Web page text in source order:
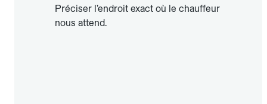
Préciser l’endroit exact où le chauffeur
nous attend.